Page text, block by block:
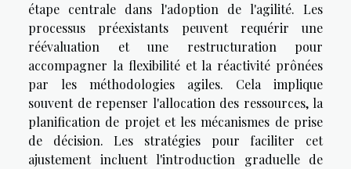
étape centrale dans l'adoption de l'agilité. Les
processus préexistants peuvent requérir une
réévaluation et une restructuration pour
accompagner la flexibilité et la réactivité prônées
par les méthodologies agiles. Cela implique
souvent de repenser l'allocation des ressources, la
planification de projet et les mécanismes de prise
de décision. Les stratégies pour faciliter cet
ajustement incluent l'introduction graduelle de